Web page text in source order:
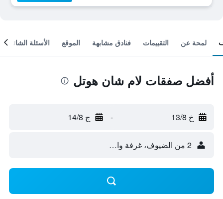
لمحة عن التقييمات فنادق مشابهة الموقع الأسئلة الشائعة
أفضل صفقات لام شان هوتل
خ 13/8 - ج 14/8
2 من الضيوف، غرفة واحدة